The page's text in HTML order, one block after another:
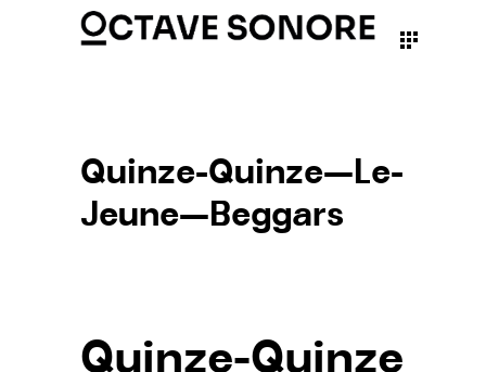
Quinze-Quinze—Le-
Jeune—Beggars
Quinze-Quinze